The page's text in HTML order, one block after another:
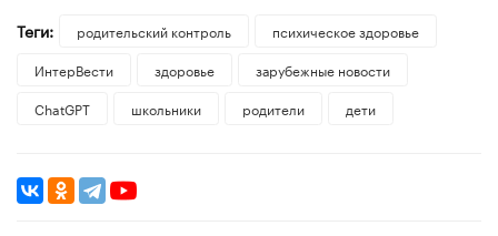
Теги:
родительский контроль
психическое здоровье
ИнтерВести
здоровье
зарубежные новости
ChatGPT
школьники родители дети